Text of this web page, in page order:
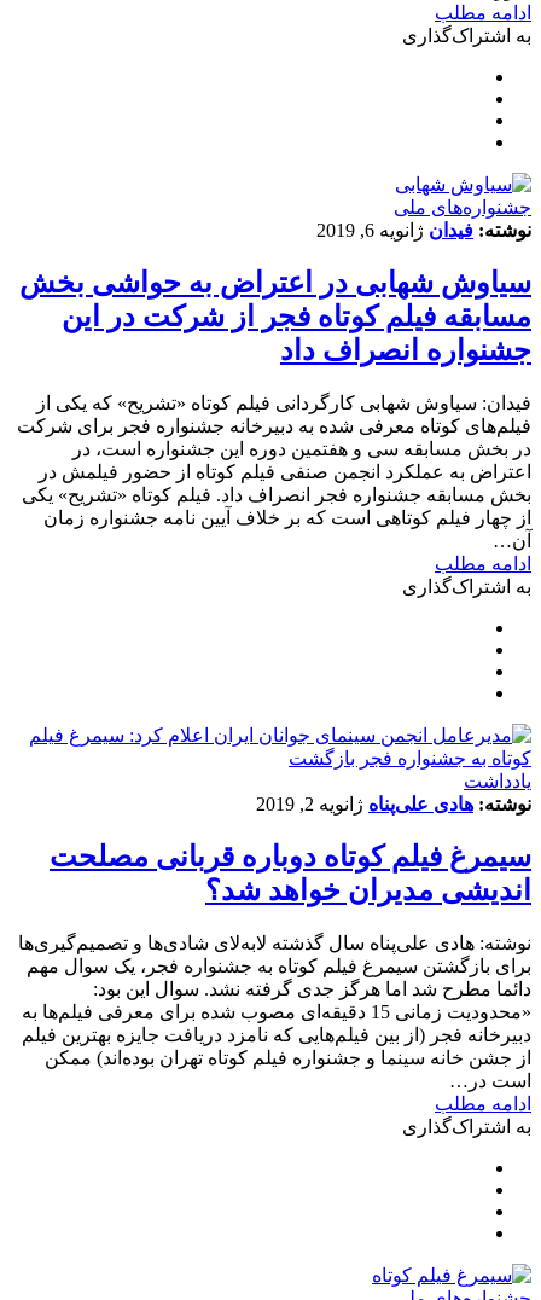
ادامه مطلب
به اشتراک‌گذاری
جشنواره‌های ملی
نوشته: فیدان ژانویه 6, 2019
سیاوش شهابی در اعتراض به حواشی بخش
مسابقه فیلم کوتاه فجر از شرکت در این
جشنواره انصراف داد
فیدان: سیاوش شهابی کارگردانی فیلم کوتاه «تشریح» که یکی از
فیلم‌های کوتاه معرفی شده به دبیرخانه جشنواره فجر برای شرکت
در بخش مسابقه سی و هفتمین دوره این جشنواره است، در
اعتراض به عملکرد انجمن صنفی فیلم کوتاه از حضور فیلمش در
بخش مسابقه جشنواره فجر انصراف داد. فیلم کوتاه «تشریح» یکی
از چهار فیلم کوتاهی است که بر خلاف آیین نامه جشنواره زمان
آن…
ادامه مطلب
به اشتراک‌گذاری
یادداشت
نوشته: هادی علی‌پناه ژانویه 2, 2019
سیمرغ فیلم کوتاه دوباره قربانی مصلحت
اندیشی مدیران خواهد شد؟
نوشته: هادی علی‌پناه سال گذشته لابه‌لای شادی‌ها و تصمیم‌گیری‌ها
برای بازگشتن سیمرغ فیلم کوتاه به جشنواره فجر، یک سوال مهم
دائما مطرح شد اما هرگز جدی گرفته نشد. سوال این بود:
«محدودیت زمانی 15 دقیقه‌ای مصوب شده برای معرفی فیلم‌ها به
دبیرخانه فجر (از بین فیلم‌هایی که نامزد دریافت جایزه بهترین فیلم
از جشن خانه سینما و جشنواره فیلم کوتاه تهران بوده‌اند) ممکن
است در…
ادامه مطلب
به اشتراک‌گذاری